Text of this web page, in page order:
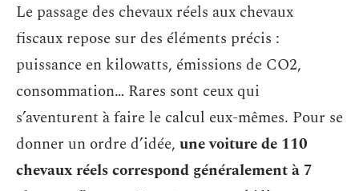
Le passage des chevaux réels aux chevaux
fiscaux repose sur des éléments précis :
puissance en kilowatts, émissions de CO2,
consommation… Rares sont ceux qui
s’aventurent à faire le calcul eux-mêmes. Pour se
donner un ordre d’idée, une voiture de 110
chevaux réels correspond généralement à 7